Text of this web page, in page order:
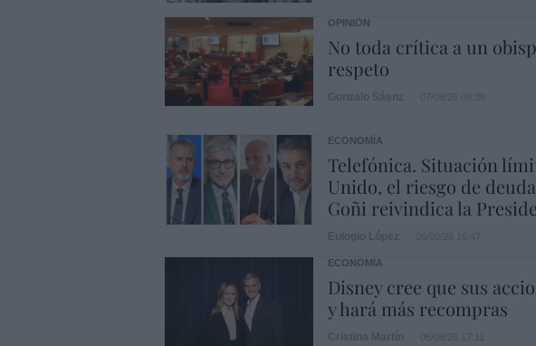
OPINIÓN
No toda crítica a un
respeto
ECONOMÍA
Telefónica. Situación
Unido, el riesgo de
Goñi reivindica la
ECONOMÍA
Disney cree que sus
y hará más recompras